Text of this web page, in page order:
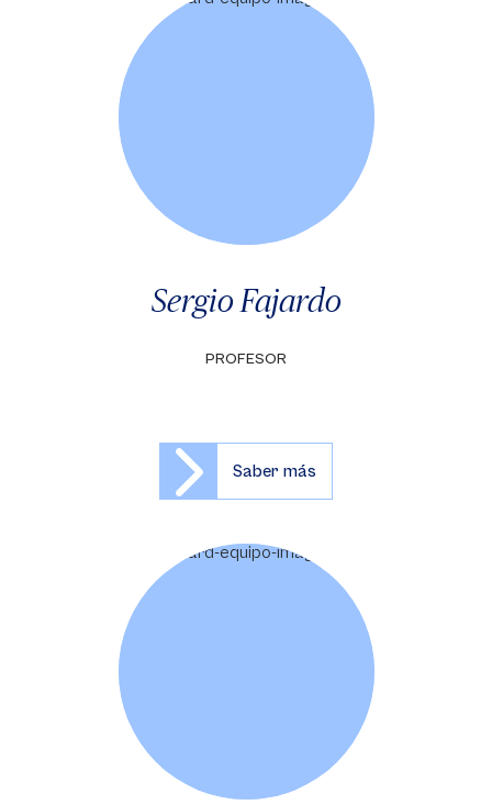
Sergio Fajardo
PROFESOR
Saber más